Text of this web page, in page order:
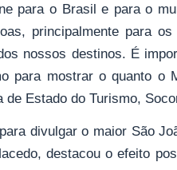
para o Brasil e para o
principalmente para
nossos destinos. É
para mostrar o quanto o
Estado do Turismo,
divulgar o maior São
destacou o efeito